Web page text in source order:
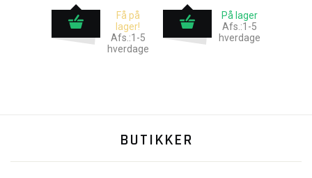
Få på
lager!
Afs.:1-5
hverdage
På lager
Afs.:1-5
hverdage
BUTIKKER